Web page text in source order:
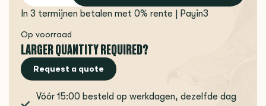
In 3 termijnen betalen met 0% rente | Payin3
Op voorraad
LARGER QUANTITY REQUIRED?
Request a quote
Vóór 15:00 besteld op werkdagen, dezelfde dag